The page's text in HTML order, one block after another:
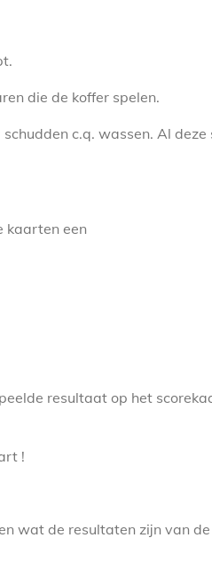
die de koffer spelen.
c.q. wassen. Al deze
kaarten een
resultaat op het
!
wat de resultaten zijn van